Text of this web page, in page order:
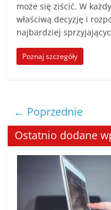
może się ziścić. W
właściwą decyzję i
najbardziej
Poznaj szczegóły
← Poprzednie
Ostatnio dodane